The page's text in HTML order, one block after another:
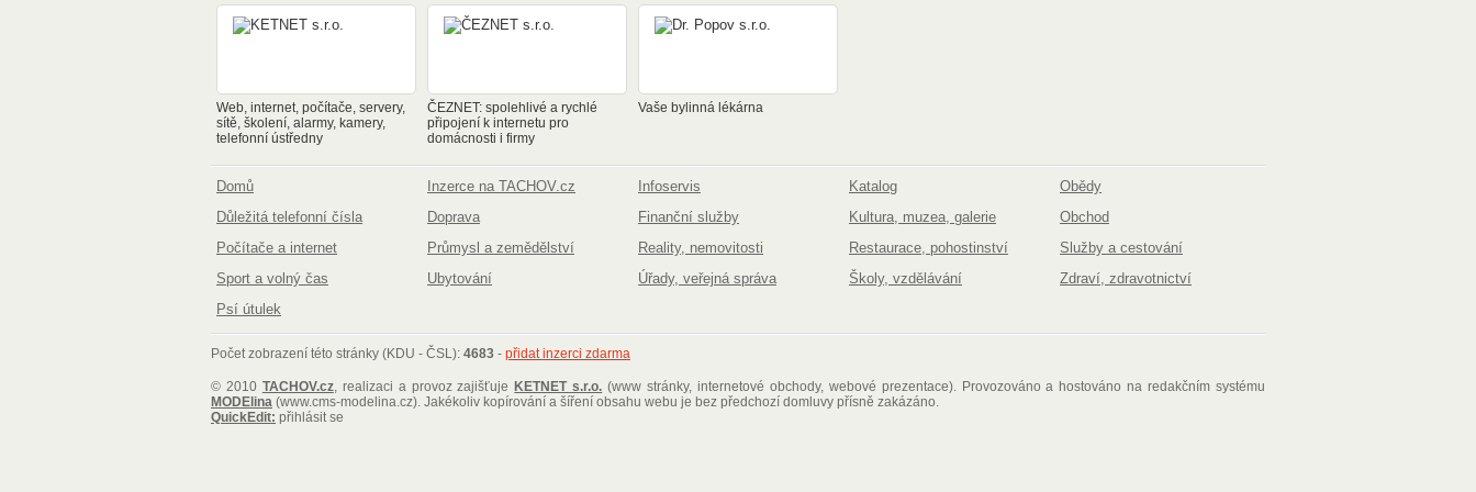
Web, internet, počítače, servery,
sítě, školení, alarmy, kamery,
telefonní ústředny
ČEZNET: spolehlivé a rychlé
připojení k internetu pro
domácnosti i firmy
Vaše bylinná lékárna
Domů Inzerce na TACHOV.cz Infoservis Katalog
Obědy
Důležitá telefonní čísla
Doprava Finanční služby Kultura, muzea, galerie
Obchod
Počítače a internet
Průmysl a zemědělství Reality, nemovitosti Restaurace, pohostinství
Služby a cestování
Sport a volný čas
Ubytování Úřady, veřejná správa Školy, vzdělávání
Zdraví, zdravotnictví
Psí útulek
Počet zobrazení této stránky (KDU - ČSL): 4683 - přidat inzerci zdarma
© 2010 TACHOV.cz, realizaci a provoz zajišťuje KETNET s.r.o. (www stránky, internetové obchody, webové prezentace). Provozováno a hostováno na redakčním systému
MODElina (www.cms-modelina.cz). Jakékoliv kopírování a šíření obsahu webu je bez předchozí domluvy přísně zakázáno.
QuickEdit: přihlásit se